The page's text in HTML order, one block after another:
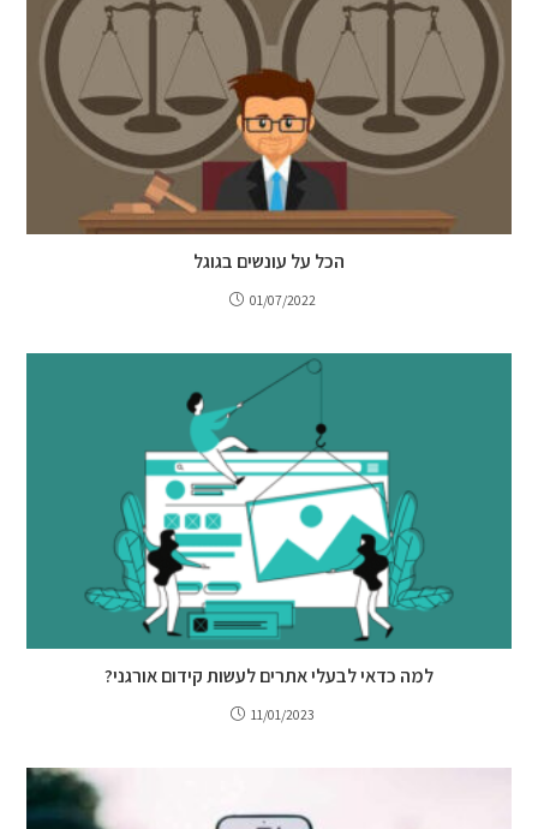
הכל על עונשים בגוגל
01/07/2022
למה כדאי לבעלי אתרים לעשות קידום אורגני?
11/01/2023